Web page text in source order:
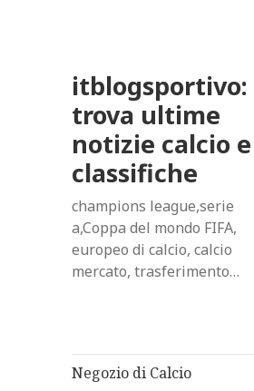
itblogsportivo:
trova ultime
notizie calcio e
classifiche
champions league,serie
a,Coppa del mondo FIFA,
europeo di calcio, calcio
mercato, trasferimento…
Negozio di Calcio